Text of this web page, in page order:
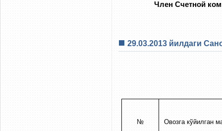
Член
29.03.2013 йилдаги
№ Овозга кўйилган